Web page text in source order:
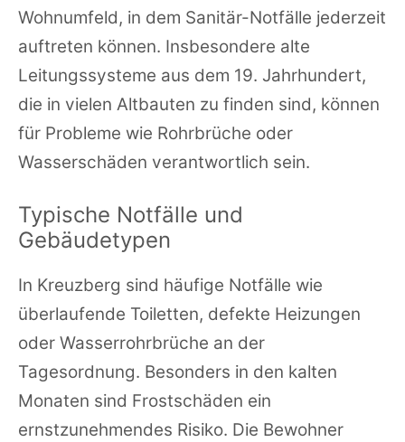
Wohnumfeld, in dem Sanitär-Notfälle jederzeit
auftreten können. Insbesondere alte
Leitungssysteme aus dem 19. Jahrhundert,
die in vielen Altbauten zu finden sind, können
für Probleme wie Rohrbrüche oder
Wasserschäden verantwortlich sein.
Typische Notfälle und
Gebäudetypen
In Kreuzberg sind häufige Notfälle wie
überlaufende Toiletten, defekte Heizungen
oder Wasserrohrbrüche an der
Tagesordnung. Besonders in den kalten
Monaten sind Frostschäden ein
ernstzunehmendes Risiko. Die Bewohner